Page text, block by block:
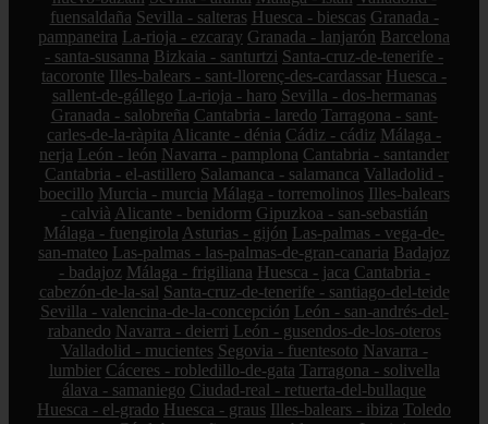
fuensaldaña Sevilla - salteras Huesca - biescas Granada -
pampaneira La-rioja - ezcaray Granada - lanjarón Barcelona
- santa-susanna Bizkaia - santurtzi Santa-cruz-de-tenerife -
tacoronte Illes-balears - sant-llorenç-des-cardassar Huesca -
sallent-de-gállego La-rioja - haro Sevilla - dos-hermanas
Granada - salobreña Cantabria - laredo Tarragona - sant-
carles-de-la-ràpita Alicante - dénia Cádiz - cádiz Málaga -
nerja León - león Navarra - pamplona Cantabria - santander
Cantabria - el-astillero Salamanca - salamanca Valladolid -
boecillo Murcia - murcia Málaga - torremolinos Illes-balears
- calvià Alicante - benidorm Gipuzkoa - san-sebastián
Málaga - fuengirola Asturias - gijón Las-palmas - vega-de-
san-mateo Las-palmas - las-palmas-de-gran-canaria Badajoz
- badajoz Málaga - frigiliana Huesca - jaca Cantabria -
cabezón-de-la-sal Santa-cruz-de-tenerife - santiago-del-teide
Sevilla - valencina-de-la-concepción León - san-andrés-del-
rabanedo Navarra - deierri León - gusendos-de-los-oteros
Valladolid - mucientes Segovia - fuentesoto Navarra -
lumbier Cáceres - robledillo-de-gata Tarragona - solivella
álava - samaniego Ciudad-real - retuerta-del-bullaque
Huesca - el-grado Huesca - graus Illes-balears - ibiza Toledo